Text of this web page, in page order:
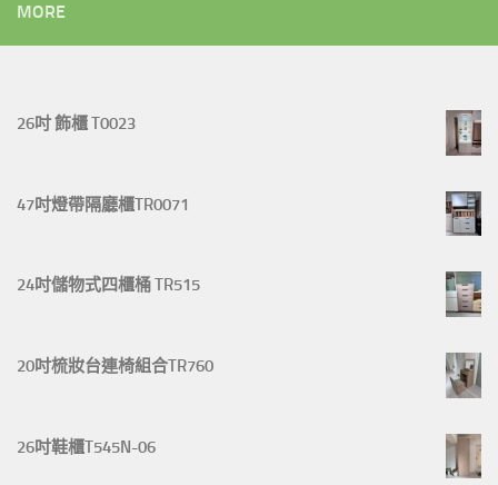
MORE
26吋 飾櫃 T0023
47吋燈帶隔廳櫃TR0071
24吋儲物式四櫃桶 TR515
20吋梳妝台連椅組合TR760
26吋鞋櫃T545N-06